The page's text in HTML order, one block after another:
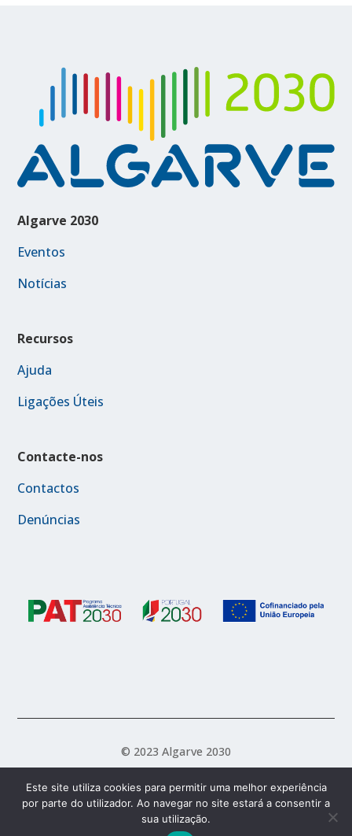
Algarve 2030
Eventos
Notícias
Recursos
Ajuda
Ligações Úteis
Contacte-nos
Contactos
Denúncias
© 2023 Algarve 2030
Política de Acessibilidade
Política de Privacidade
Termos e Condições
Este site utiliza cookies para permitir uma melhor experiência
por parte do utilizador. Ao navegar no site estará a consentir a
sua utilização.